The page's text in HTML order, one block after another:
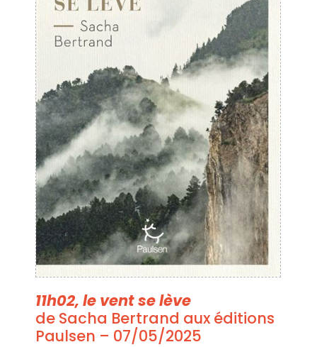
11h02, le vent se lève
de Sacha Bertrand aux éditions
Paulsen – 07/05/2025